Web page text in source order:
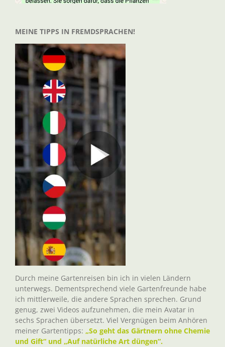
MEINE TIPPS IN FREMDSPRACHEN!
Durch meine Gartenreisen bin ich in vielen Ländern
unterwegs. Dementsprechend viele Gartenfreunde habe
ich mittlerweile, die andere Sprachen sprechen. Grund
genug, zwei Videos aufzunehmen, die mein Avatar in
sechs Sprachen übersetzt. Viel Vergnügen beim Anhören
meiner Gartentipps: „So geht das Gärtnern ohne Chemie
und Gift“ und „Auf natürliche Art düngen“.